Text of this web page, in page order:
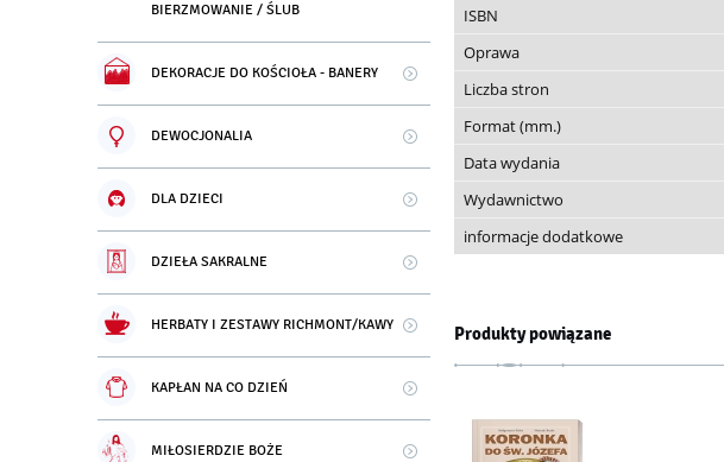
BIERZMOWANIE / ŚLUB
DEKORACJE DO KOŚCIOŁA - BANERY
DEWOCJONALIA
DLA DZIECI
DZIEŁA SAKRALNE
HERBATY I ZESTAWY RICHMONT/KAWY
KAPŁAN NA CO DZIEŃ
MIŁOSIERDZIE BOŻE
ISBN
Oprawa
Liczba stron
Format (mm.)
Data wydania
Wydawnictwo
informacje dodatkowe
Produkty powiązane